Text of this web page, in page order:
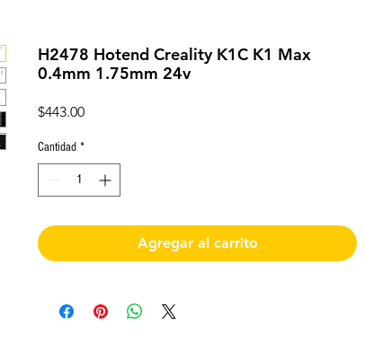
H2478 Hotend Creality K1C K1 Max
0.4mm 1.75mm 24v
$443.00Precio
Cantidad *
Agregar al carrito